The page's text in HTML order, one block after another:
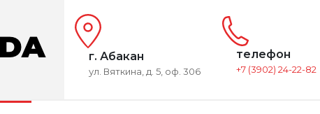
г. Абакан
ул. Вяткина, д. 5, оф. 306
телефон
+7 (3902) 24-22-82